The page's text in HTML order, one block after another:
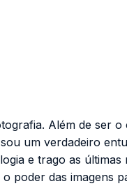
Além de ser
um verdadeiro
e trago as últimas
poder das imagens